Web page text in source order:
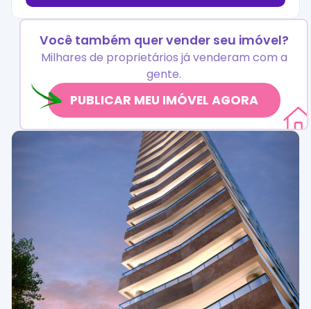
Você também quer vender seu imóvel?
Milhares de proprietários já venderam com a
gente.
PUBLICAR MEU IMÓVEL AGORA